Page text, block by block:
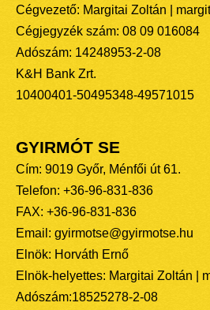
Cégvezető: Margitai Zoltán |
Cégjegyzék szám: 08 09 016084
Adószám: 14248953-2-08
K&H Bank Zrt.
10400401-50495348-49571015
GYIRMÓT SE
Cím: 9019 Győr, Ménfői út 61.
Telefon: +36-96-831-836
FAX: +36-96-831-836
Email: gyirmotse@gyirmotse.hu
Elnök: Horváth Ernő
Elnök-helyettes: Margitai Zoltán |
Adószám:18525278-2-08